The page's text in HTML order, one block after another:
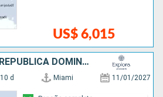
US$ 6,015
ESTADOS UNIDOS, REPUBLICA DOMINICANA, PORTO RICO
10 d Miami 11/01/2027